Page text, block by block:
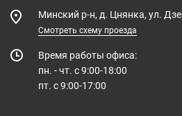
Минский р-н, д. Цнянка, ул.
Смотреть схему проезда
Время работы офиса:
пн. - чт. с 9:00-18:00
пт. с 9:00-17:00